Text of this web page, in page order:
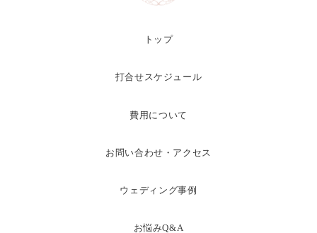
トップ
打合せスケジュール
費用について
お問い合わせ・アクセス
ウェディング事例
お悩みQ&A